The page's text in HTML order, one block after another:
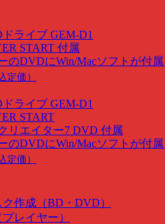
ライブ GEM-D1
START 付属
のDVDにWin/Macソフトが付
定価）
ライブ GEM-D1
START
リエイター7 DVD 付属
のDVDにWin/Macソフトが付
定価）
作成（BD・DVD）
レイヤー）